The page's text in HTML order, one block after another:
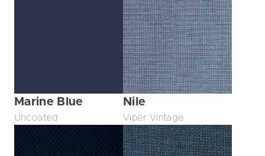
Marine Blue
Uncoated
Nile
Viper Vintage